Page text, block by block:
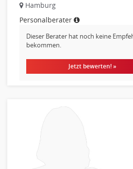
Hamburg
Personalberater
Dieser Berater hat noch keine
bekommen.
Jetzt bewerten! »